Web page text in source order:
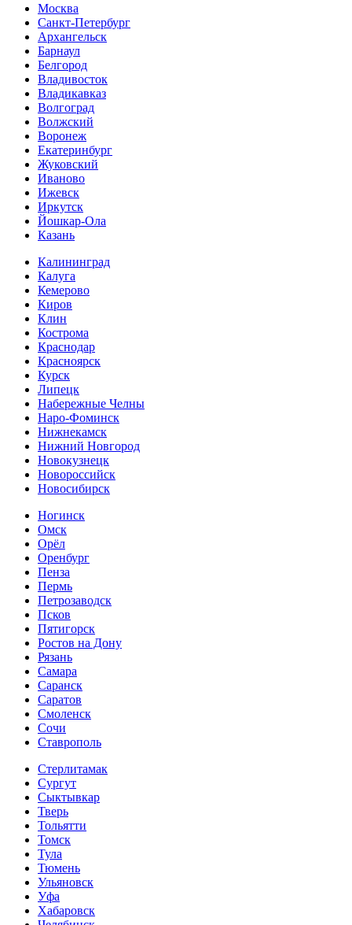
Москва
Санкт-Петербург
Архангельск
Барнаул
Белгород
Владивосток
Владикавказ
Волгоград
Волжский
Воронеж
Екатеринбург
Жуковский
Иваново
Ижевск
Иркутск
Йошкар-Ола
Казань
Калининград
Калуга
Кемерово
Киров
Клин
Кострома
Краснодар
Красноярск
Курск
Липецк
Набережные Челны
Наро-Фоминск
Нижнекамск
Нижний Новгород
Новокузнецк
Новороссийск
Новосибирск
Ногинск
Омск
Орёл
Оренбург
Пенза
Пермь
Петрозаводск
Псков
Пятигорск
Ростов на Дону
Рязань
Самара
Саранск
Саратов
Смоленск
Сочи
Ставрополь
Стерлитамак
Сургут
Сыктывкар
Тверь
Тольятти
Томск
Тула
Тюмень
Ульяновск
Уфа
Хабаровск